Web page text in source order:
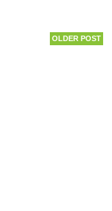
OLDER POST